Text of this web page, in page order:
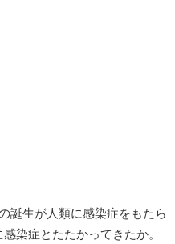
誕生が人類に感染症をもたら
染症とたたかってきたか。